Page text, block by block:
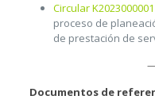
Circular
proceso de
de prestación de
Documentos de